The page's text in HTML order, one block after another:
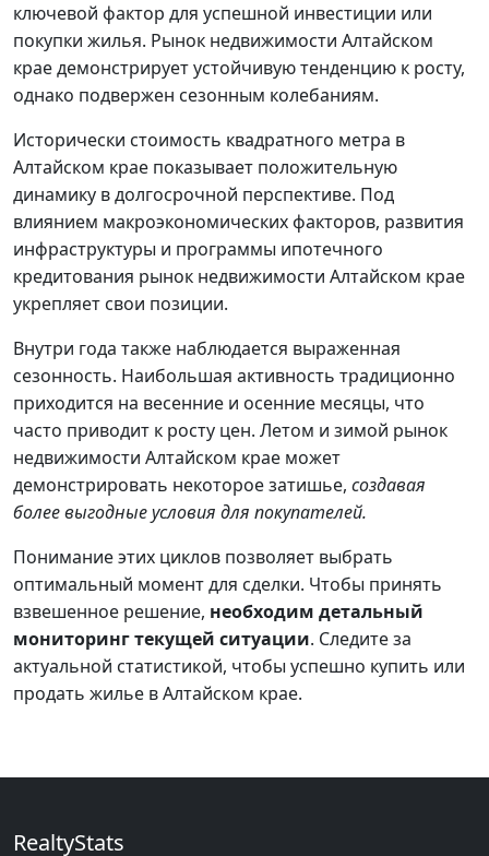
ключевой фактор для успешной инвестиции или
покупки жилья. Рынок недвижимости Алтайском
крае демонстрирует устойчивую тенденцию к росту,
однако подвержен сезонным колебаниям.
Исторически стоимость квадратного метра в
Алтайском крае показывает положительную
динамику в долгосрочной перспективе. Под
влиянием макроэкономических факторов, развития
инфраструктуры и программы ипотечного
кредитования рынок недвижимости Алтайском крае
укрепляет свои позиции.
Внутри года также наблюдается выраженная
сезонность. Наибольшая активность традиционно
приходится на весенние и осенние месяцы, что
часто приводит к росту цен. Летом и зимой рынок
недвижимости Алтайском крае может
демонстрировать некоторое затишье, создавая
более выгодные условия для покупателей.
Понимание этих циклов позволяет выбрать
оптимальный момент для сделки. Чтобы принять
взвешенное решение, необходим детальный
мониторинг текущей ситуации. Следите за
актуальной статистикой, чтобы успешно купить или
продать жилье в Алтайском крае.
RealtyStats